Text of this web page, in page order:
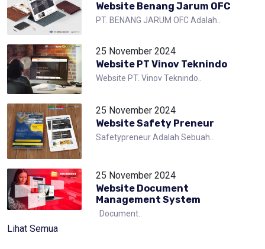
Website Benang Jarum OFC
PT. BENANG JARUM OFC Adalah..
25 November 2024
Website PT Vinov Teknindo
Website PT. Vinov Teknindo..
25 November 2024
Website Safety Preneur
Safetypreneur Adalah Sebuah..
25 November 2024
Website Document
Management System
Document..
Lihat Semua